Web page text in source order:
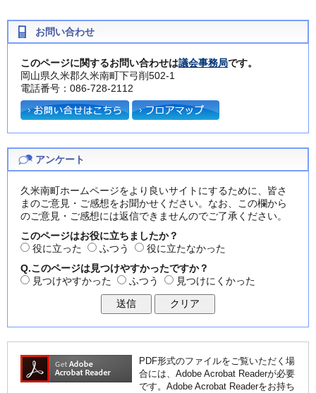
お問い合わせ
このページに関するお問い合わせは議会事務局です。
岡山県久米郡久米南町下弓削502-1
電話番号：086-728-2112
アンケート
久米南町ホームページをより良いサイトにするために、皆さ
まのご意見・ご感想をお聞かせください。なお、この欄から
のご意見・ご感想には返信できませんのでご了承ください。
このページはお役に立ちましたか？
役に立った
ふつう
役に立たなかった
Q.このページは見つけやすかったですか？
見つけやすかった
ふつう 見つけにくかった
PDF形式のファイルをご覧いただく場
合には、Adobe Acrobat Readerが必要
です。Adobe Acrobat Readerをお持ち